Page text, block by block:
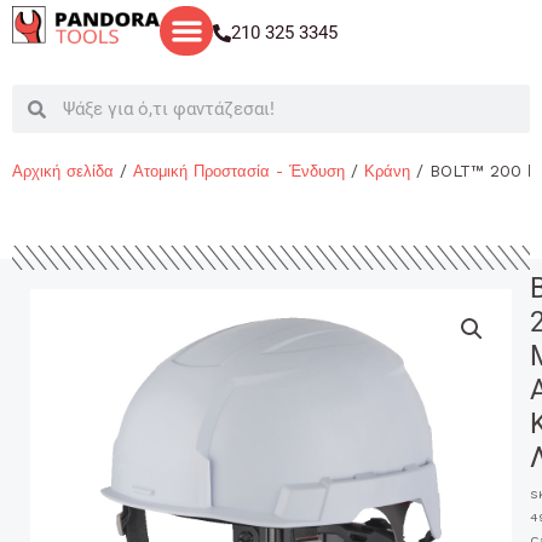
Μετάβαση
στο
210 325 3345
SearchSearch
Αρχική σελίδα / Ατομική Προστασία - Ένδυση / Κράνη / BOLT™ 200